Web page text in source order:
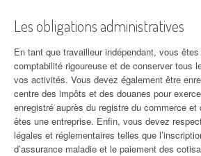
Les obligations administratives
En tant que travailleur indépendant, vous
comptabilité rigoureuse et de conserver tous
vos activités. Vous devez également être
centre des impôts et des douanes pour
enregistré auprès du registre du commerce
êtes une entreprise. Enfin, vous devez
légales et réglementaires telles que
d’assurance maladie et le paiement des